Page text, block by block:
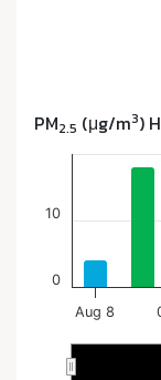
PM2.5 (μg/m3)